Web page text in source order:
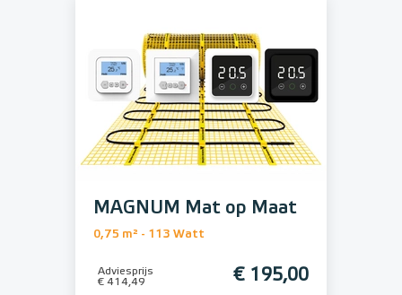
MAGNUM Mat op Maat
0,75 m² - 113 Watt
Adviesprijs
€ 414,49
€ 195,00